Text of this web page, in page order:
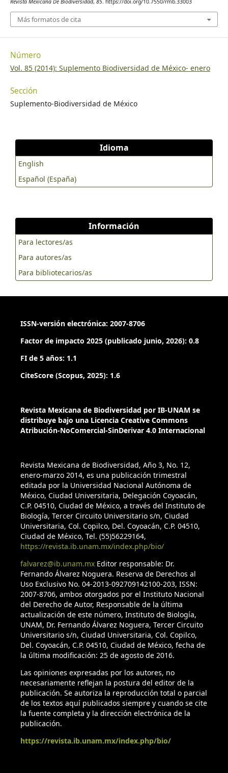
Más formatos de cita
Número
Vol. 85 (2014): Suplemento Biodiversidad de México- enero
Sección
Suplemento-Biodiversidad de México
Idioma
English
Español (España)
Información
Para lectores/as
Para autores/as
Para bibliotecarios/as
ISSN-versión electrónica: 2007-8706
Factor de impacto 2025 (publicado junio, 2026): 0.8
FI de 5 años: 1.1
CiteScore (Scopus, 2025): 1.6
Revista Mexicana de Biodiversidad por IB-UNAM se
distribuye bajo una Licencia Creative Commons
Atribución-NoComercial-SinDerivar 4.0 Internacional
Revista Mexicana de Biodiversidad, Año 3, No. 12,
enero-marzo 2014, es una publicación trimestral
editada por la Universidad Nacional Autónoma de
México, Ciudad Universitaria, Delegación Coyoacán,
C.P. 04510, Ciudad de México, a través del Instituto de
Biología, Tercer Circuito Universitario s/n, Ciudad
Universitaria, Col. Copilco, Del. Coyoacán, C.P. 04510,
Ciudad de México, Tel. (55)56229164,
https://revista.ib.unam.mx/index.php/bio/
falvarez@ib.unam.mxEditor responsable: Dr.
Fernando Álvarez Noguera. Reserva de Derechos al
Uso Exclusivo No. 04-2013-092709142100-203, ISSN:
2007-8706, ambos otorgados por el Instituto Nacional
del Derecho de Autor, Responsable de la última
actualización de este número, Instituto de Biología,
UNAM, Dr. Fernando Álvarez Noguera, Tercer Circuito
Universitario s/n, Ciudad Universitaria, Col. Copilco,
Del. Coyoacán, C.P. 04510, Ciudad de México, fecha de
la última modificación: 25 de agosto de 2016.
Las opiniones expresadas por los autores, no
necesariamente reflejan la postura del editor de la
publicación. Se autoriza la reproducción total o parcial
de los textos aquí publicados siempre y cuando se cite
la fuente completa y la dirección electrónica de la
publicación.
https://revista.ib.unam.mx/index.php/bio/